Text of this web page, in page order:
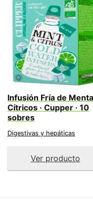
Infusión Fría de
Cítricos · Cupper · 10
sobres
Digestivas y hepáticas
Ver producto